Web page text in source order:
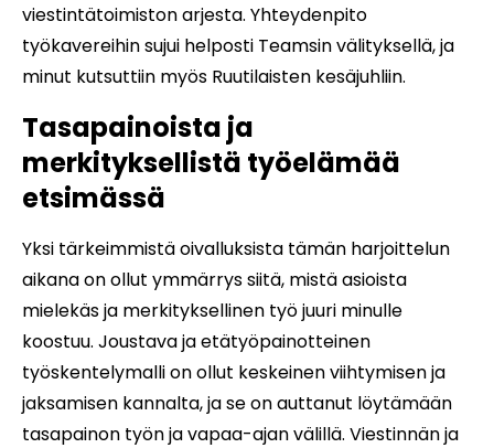
viestintätoimiston arjesta. Yhteydenpito
työkavereihin sujui helposti Teamsin välityksellä, ja
minut kutsuttiin myös Ruutilaisten kesäjuhliin.
Tasapainoista ja
merkityksellistä työelämää
etsimässä
Yksi tärkeimmistä oivalluksista tämän harjoittelun
aikana on ollut ymmärrys siitä, mistä asioista
mielekäs ja merkityksellinen työ juuri minulle
koostuu. Joustava ja etätyöpainotteinen
työskentelymalli on ollut keskeinen viihtymisen ja
jaksamisen kannalta, ja se on auttanut löytämään
tasapainon työn ja vapaa-ajan välillä. Viestinnän ja